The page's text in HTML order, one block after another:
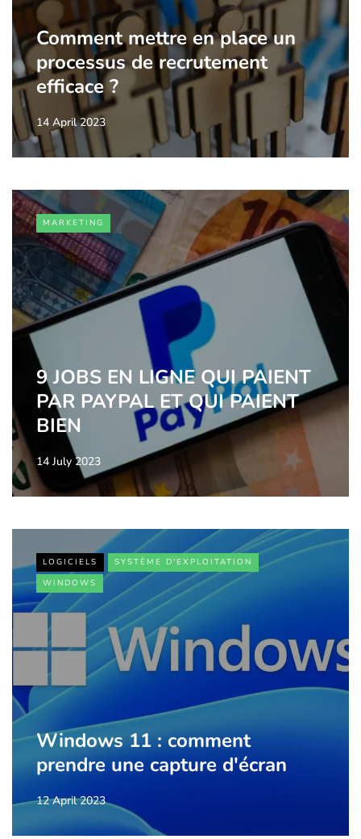
Comment mettre en place un
processus de recrutement
efficace ?
14 April 2023
MARKETING
9 JOBS EN LIGNE QUI PAIENT
PAR PAYPAL ET QUI PAIENT
BIEN
14 July 2023
LOGICIELS
SYSTÈME D'EXPLOITATION
WINDOWS
Windows 11 : comment
prendre une capture d'écran
12 April 2023